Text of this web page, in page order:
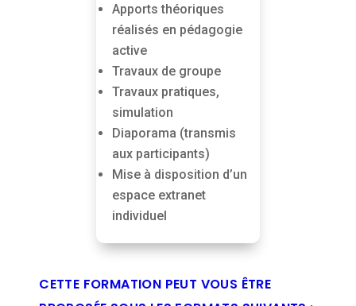
Apports théoriques
réalisés en pédagogie
active
Travaux de groupe
Travaux pratiques,
simulation
Diaporama (transmis
aux participants)
Mise à disposition d’un
espace extranet
individuel
CETTE FORMATION PEUT VOUS ÊTRE